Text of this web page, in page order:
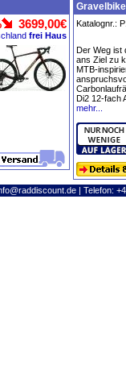
3699,00€
frei Haus
Katalognr.:
Der Weg ist
ans Ziel zu
MTB-
Di2 12-fach
mehr...
| Telefon: